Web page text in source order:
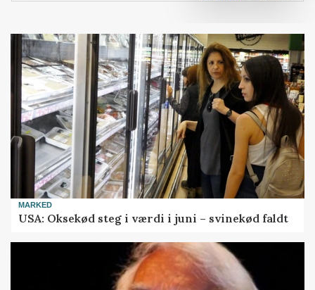
MARKED
USA: Oksekød steg i værdi i juni – svinekød faldt